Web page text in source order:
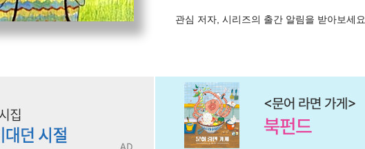
관심 저자, 시리즈의 출간 알림을 받아보세요